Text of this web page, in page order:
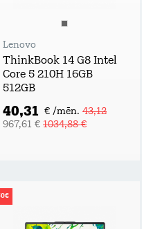
Lenovo
ThinkBook 14 G8 Intel
Core 5 210H 16GB
512GB
40,31 € /mēn. 43,12
967,61 € 1034,88 €